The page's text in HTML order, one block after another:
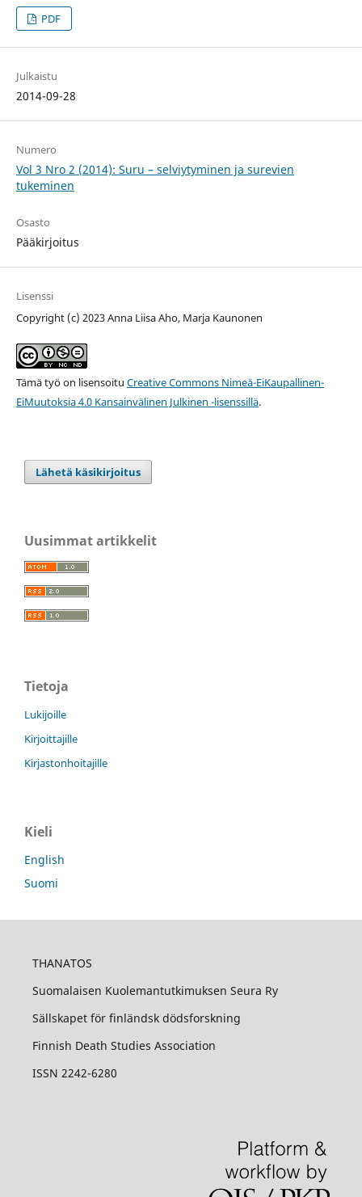
PDF
Julkaistu
2014-09-28
Numero
Vol 3 Nro 2 (2014): Suru – selviytyminen ja surevien
tukeminen
Osasto
Pääkirjoitus
Lisenssi
Copyright (c) 2023 Anna Liisa Aho, Marja Kaunonen
Tämä työ on lisensoitu Creative Commons Nimeä-EiKaupallinen-
EiMuutoksia 4.0 Kansainvälinen Julkinen -lisenssillä.
Lähetä käsikirjoitus
Uusimmat artikkelit
Tietoja
Lukijoille
Kirjoittajille
Kirjastonhoitajille
Kieli
English
Suomi
THANATOS
Suomalaisen Kuolemantutkimuksen Seura Ry
Sällskapet för finländsk dödsforskning
Finnish Death Studies Association
ISSN 2242-6280